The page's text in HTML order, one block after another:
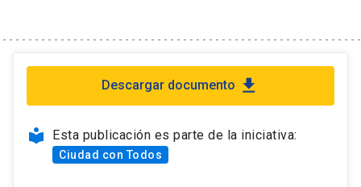
Descargar documento file_download
local_library Esta publicación es parte de la iniciativa:
Ciudad con Todos